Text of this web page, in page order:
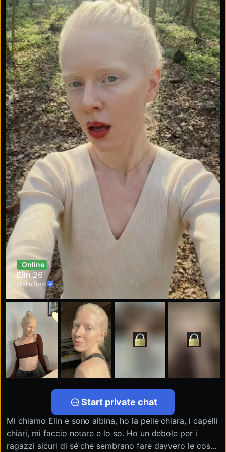
Online
Elin26
@elin.frost
Start private chat
Mi chiamo Elin e sono albina, ho la pelle chiara, i capelli
chiari, mi faccio notare e lo so. Ho un debole per i
ragazzi sicuri di sé che sembrano fare davvero le cose